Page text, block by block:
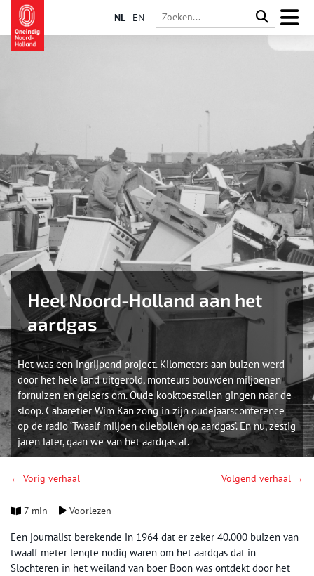
NL EN
Heel Noord-Holland aan het
aardgas
Het was een ingrijpend project. Kilometers aan buizen werd
door het hele land uitgerold, monteurs bouwden miljoenen
fornuizen en geisers om. Oude kooktoestellen gingen naar de
sloop. Cabaretier Wim Kan zong in zijn oudejaarsconference
op de radio ‘Twaalf miljoen oliebollen op aardgas’. En nu, zestig
jaren later, gaan we van het aardgas af.
← Vorig verhaal Volgend verhaal →
7 min Voorlezen
Een journalist berekende in 1964 dat er zeker 40.000 buizen van
twaalf meter lengte nodig waren om het aardgas dat in
Slochteren in het weiland van boer Boon was ontdekt door het